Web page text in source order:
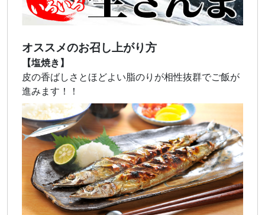
オススメのお召し上がり方
【塩焼き】
皮の香ばしさとほどよい脂のりが相性抜群でご飯が
進みます！！